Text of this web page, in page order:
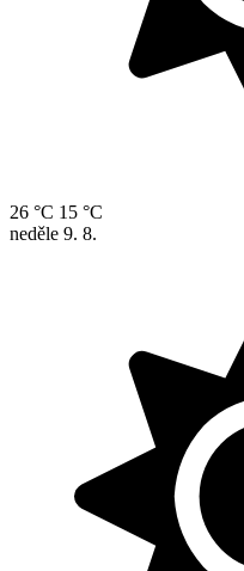
26 °C 15 °C
neděle 9. 8.